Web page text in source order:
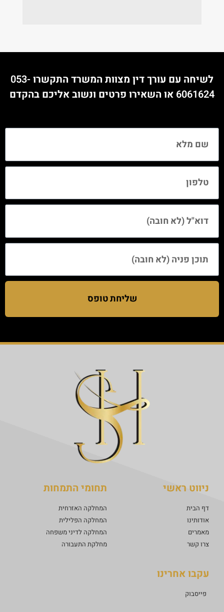
לשיחה עם עורך דין מצוות המשרד התקשרו053-
6061624 או השאירו פרטים ונשוב אליכם בהקדם
שליחת טופס
ניווט ראשי
דף הבית
אודותינו
מאמרים
צרו קשר
תחומי התמחות
המחלקה האזרחית
המחלקה הפלילית
המחלקה לדיני משפחה
מחלקת התעבורה
עקבו אחרינו
פייסבוק